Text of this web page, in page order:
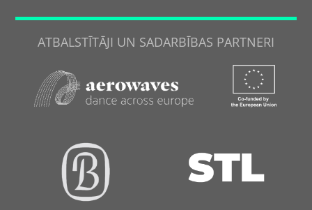
ATBALSTĪTĀJI UN SADARBĪBAS PARTNERI